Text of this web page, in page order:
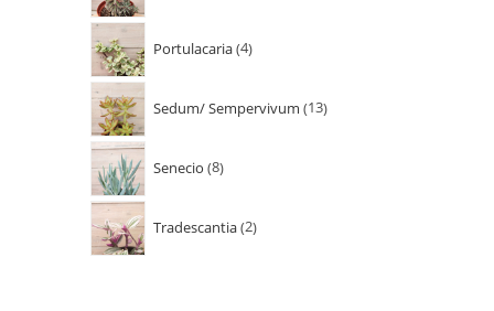
Portulacaria 4
Sedum/ Sempervivum 13
Senecio 8
Tradescantia 2